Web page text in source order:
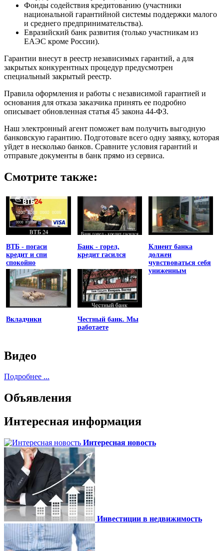
Фонды содействия кредитованию (участники
национальной гарантийной системы поддержки малого
и среднего предпринимательства).
Евразийский банк развития (только участникам из
ЕАЭС кроме России).
Гарантии внесут в реестр независимых гарантий, а для
закрытых конкурентных процедур предусмотрен
специальный закрытый реестр.
Правила оформления и работы с независимой гарантией и
основания для отказа заказчика принять ее подробно
описывает обновленная статья 45 закона 44-ФЗ.
Наш электронный агент поможет вам получить выгодную
банковскую гарантию. Подготовьте всего одну заявку, которая
уйдет в несколько банков. Сравните условия гарантий и
отправьте документы в банк прямо из сервиса.
Смотрите также:
ВТБ - погаси
кредит и спи
спокойно
Банк - горел,
кредит гасился
Клиент банка
должен
чувствоваться себя
униженным
Вкладчики
Честный банк. Мы
работаете
Видео
Подробнее ...
Объявления
Интересная информация
Интересная новость
Инвестиции в недвижимость